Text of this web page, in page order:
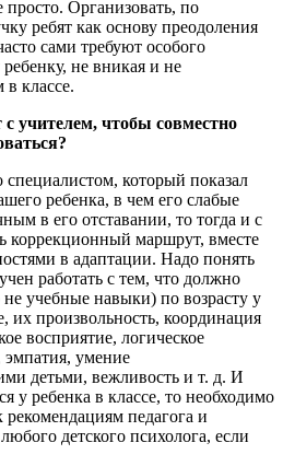
Организовать, по
ребят как основу преодоления
сами требуют особого
не вникая и не
в классе.
учителем, чтобы совместно
который показал
ребенка, в чем его слабые
в его отставании, то тогда и с
коррекционный маршрут, вместе
в адаптации. Надо понять
работать с тем, что должно
учебные навыки) по возрасту у
их произвольность, координация
восприятие, логическое
умение
детьми, вежливость и т. д. И
у ребенка в классе, то необходимо
педагога и
детского психолога, если